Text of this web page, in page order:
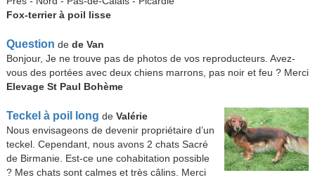
Fox-terrier à poil lisse
Question de de Van
Bonjour, Je ne trouve pas de photos de vos reproducteurs. Avez-
vous des portées avec deux chiens marrons, pas noir et feu ? Merci
Elevage St Paul Bohème
Teckel à poil long de Valérie
Nous envisageons de devenir propriétaire d’un
teckel. Cependant, nous avons 2 chats Sacré
de Birmanie. Est-ce une cohabitation possible
? Mes chats sont calmes et très câlins. Merci